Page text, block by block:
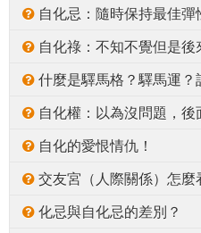
自化忌：隨時保持最佳彈
自化祿：不知不覺但是後
什麼是驛馬格？驛馬運？
自化權：以為沒問題，後
自化的愛恨情仇！
交友宮（人際關係）怎麼
化忌與自化忌的差別？